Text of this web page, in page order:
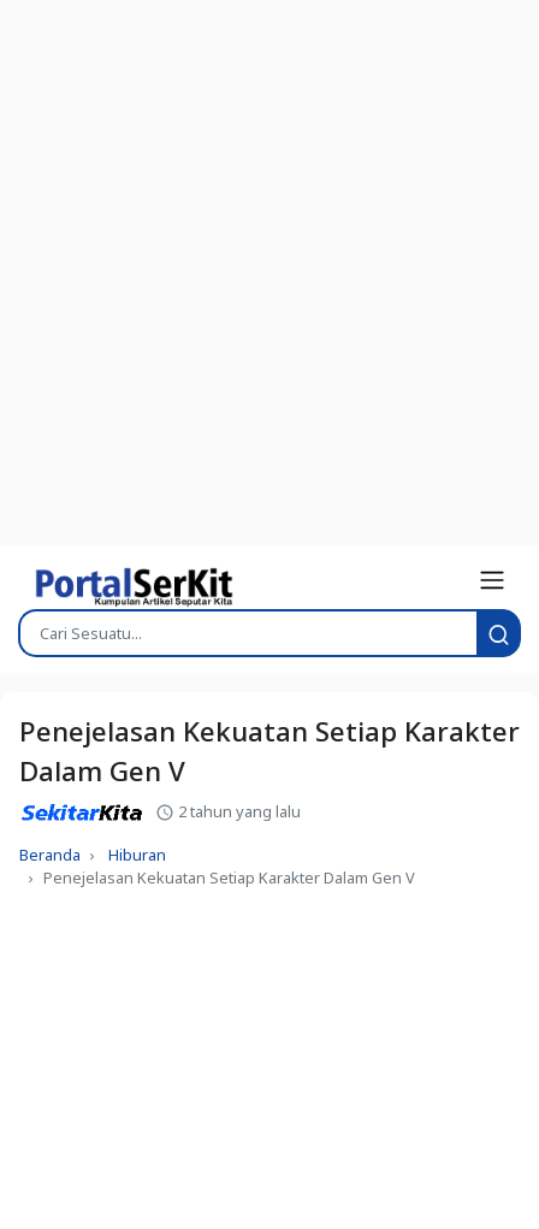
Penejelasan Kekuatan Setiap Karakter
Dalam Gen V
2 tahun yang lalu
Beranda
Hiburan
Penejelasan Kekuatan Setiap Karakter Dalam Gen V